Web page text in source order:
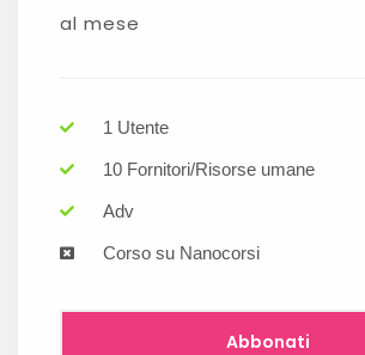
al mese
1 Utente
10 Fornitori/Risorse umane
Adv
Corso su Nanocorsi
Abbonati